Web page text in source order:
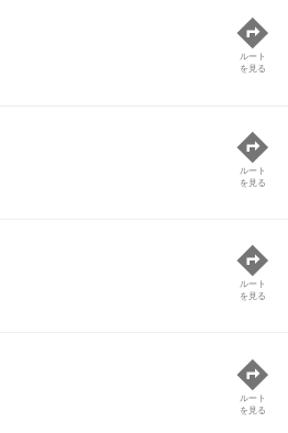
ルート
を見る
ルート
を見る
ルート
を見る
ルート
を見る